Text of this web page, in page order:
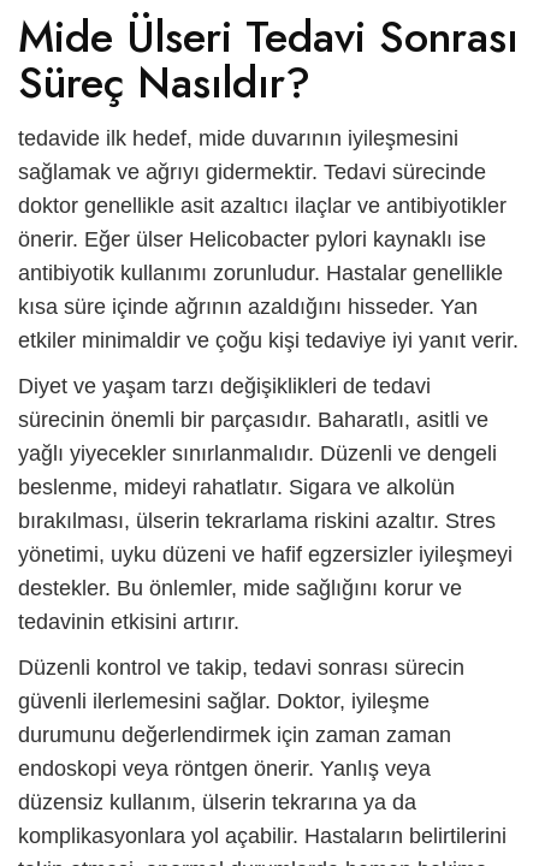
Mide Ülseri Tedavi Sonrası
Süreç Nasıldır?
tedavide ilk hedef, mide duvarının iyileşmesini
sağlamak ve ağrıyı gidermektir. Tedavi sürecinde
doktor genellikle asit azaltıcı ilaçlar ve antibiyotikler
önerir. Eğer ülser Helicobacter pylori kaynaklı ise
antibiyotik kullanımı zorunludur. Hastalar genellikle
kısa süre içinde ağrının azaldığını hisseder. Yan
etkiler minimaldir ve çoğu kişi tedaviye iyi yanıt verir.
Diyet ve yaşam tarzı değişiklikleri de tedavi
sürecinin önemli bir parçasıdır. Baharatlı, asitli ve
yağlı yiyecekler sınırlanmalıdır. Düzenli ve dengeli
beslenme, mideyi rahatlatır. Sigara ve alkolün
bırakılması, ülserin tekrarlama riskini azaltır. Stres
yönetimi, uyku düzeni ve hafif egzersizler iyileşmeyi
destekler. Bu önlemler, mide sağlığını korur ve
tedavinin etkisini artırır.
Düzenli kontrol ve takip, tedavi sonrası sürecin
güvenli ilerlemesini sağlar. Doktor, iyileşme
durumunu değerlendirmek için zaman zaman
endoskopi veya röntgen önerir. Yanlış veya
düzensiz kullanım, ülserin tekrarına ya da
komplikasyonlara yol açabilir. Hastaların belirtilerini